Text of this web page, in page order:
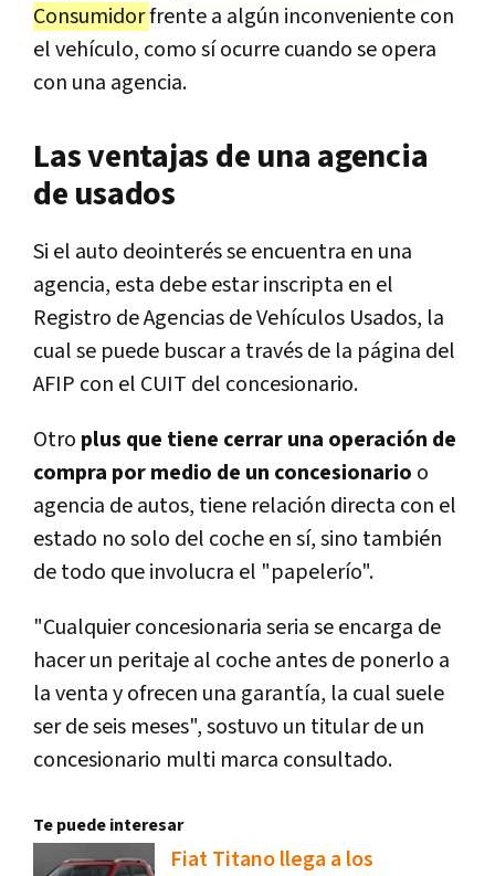
Consumidorfrente a algún inconveniente con
el vehículo, como sí ocurre cuando se opera
con una agencia.
Las ventajas de una agencia
de usados
Si el auto deointerés se encuentra en una
agencia, esta debe estar inscripta en el
Registro de Agencias de Vehículos Usados, la
cual se puede buscar a través de la página del
AFIP con el CUIT del concesionario.
Otro plus que tiene cerrar una operación de
compra por medio de un concesionario o
agencia de autos, tiene relación directa con el
estado no solo del coche en sí, sino también
de todo que involucra el "papelerío".
"Cualquier concesionaria seria se encarga de
hacer un peritaje al coche antes de ponerlo a
la venta y ofrecen una garantía, la cual suele
ser de seis meses", sostuvo un titular de un
concesionario multi marca consultado.
Te puede interesar
Fiat Titano llega a los